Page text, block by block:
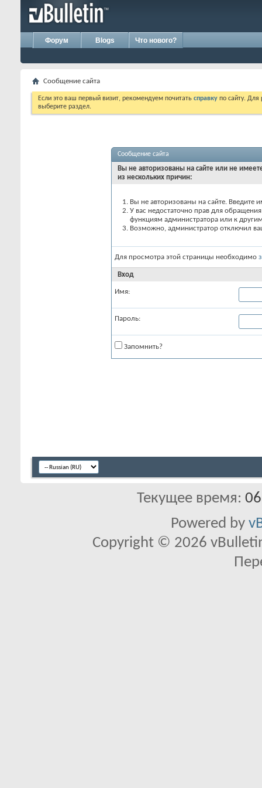
Форум Blogs Что нового?
Сообщение сайта
Если это ваш первый визит, рекомендуем почитать справку по сайту.
выберите раздел.
Сообщение сайта
Вы не авторизованы на сайте или не
из нескольких причин:
Вы не авторизованы на сайте. Введите
У вас недостаточно прав для
функциям администратора или к
Возможно, администратор отключил
Для просмотра этой страницы необходимо
Вход
Имя:
Пароль:
Запомнить?
Текущее время:
Powered by
Copyright © 2026